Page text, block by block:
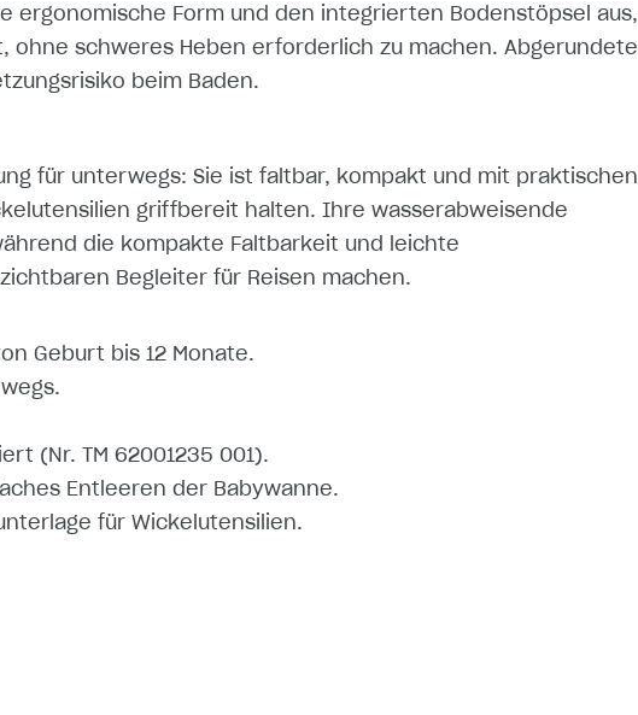
ergonomische Form und den integrierten Bodenstöpsel aus,
ohne schweres Heben erforderlich zu machen. Abgerundete
beim Baden.
für unterwegs: Sie ist faltbar, kompakt und mit praktischen
griffbereit halten. Ihre wasserabweisende
die kompakte Faltbarkeit und leichte
Begleiter für Reisen machen.
Geburt bis 12 Monate.
(Nr. TM 62001235 001).
Entleeren der Babywanne.
für Wickelutensilien.